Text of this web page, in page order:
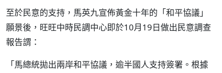
至於民意的支持，馬英九宣佈黃金十年的「和平協議」
願景後，旺旺中時民調中心即於10月19日做出民意調查
報告謂：
「馬總統拋出兩岸和平協議，逾半國人支持簽署。根據